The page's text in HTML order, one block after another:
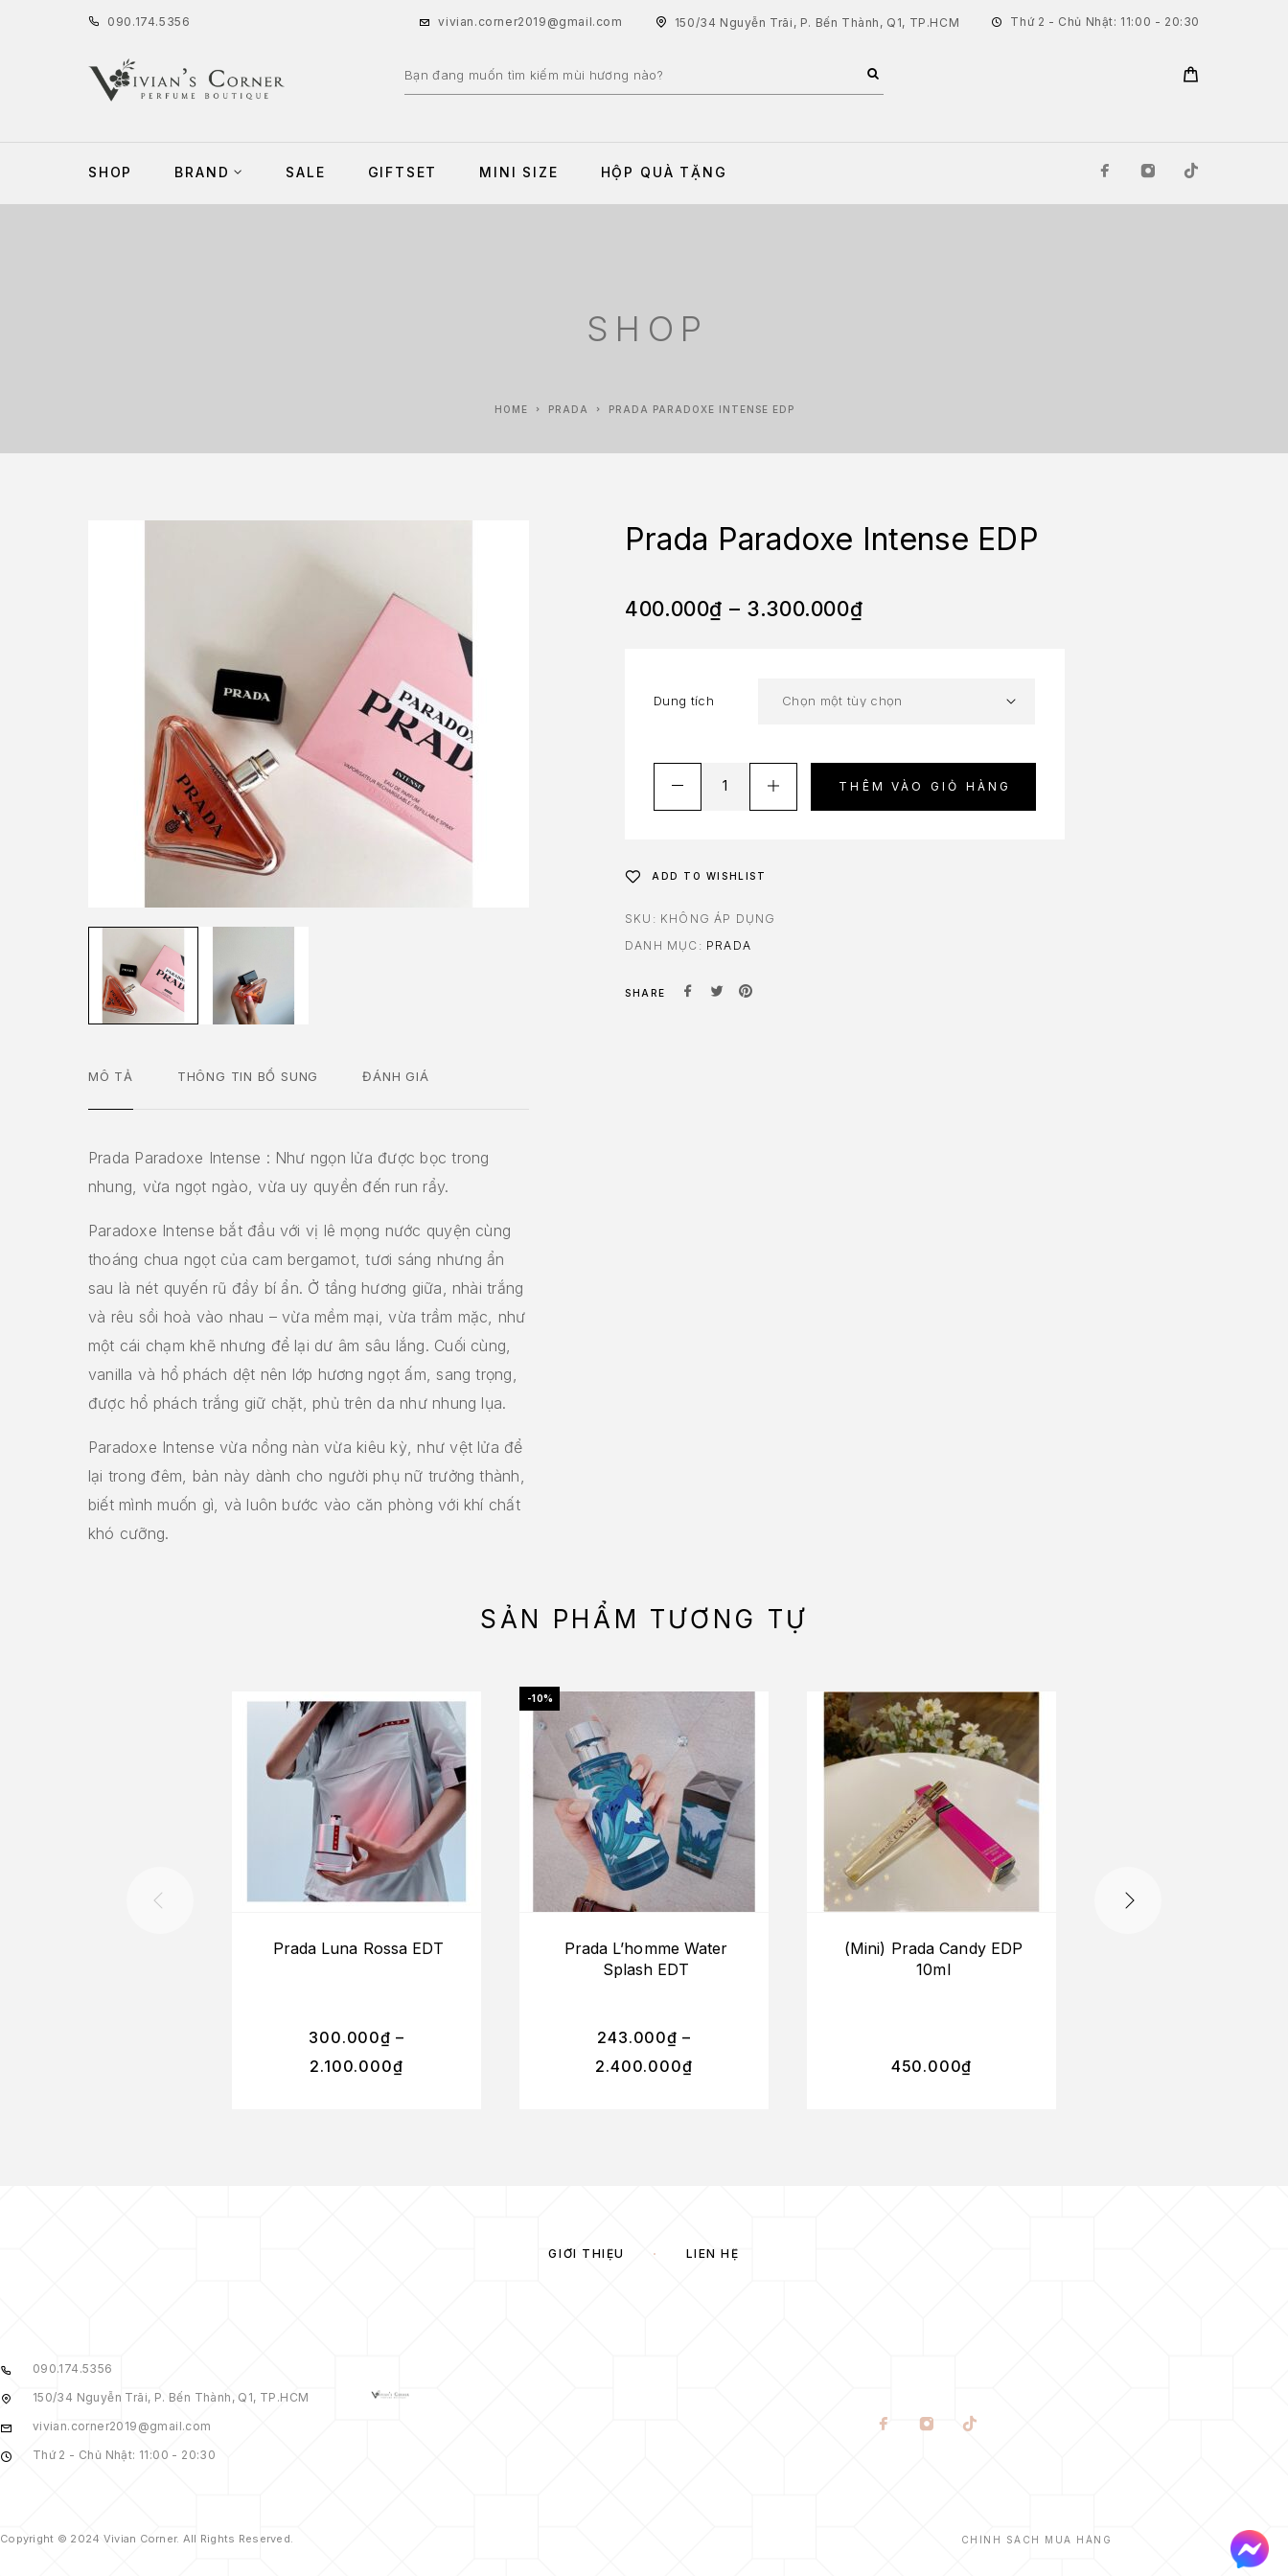
090 .174.5356 vivian.corner2019@gmail.com 150/34 Nguyễn Trãi, P. Bến Thành, Q1, TP.HCM Thứ 2 - Chủ Nhật: 11:00 - 20:30
SHOP BRAND SALE GIFTSET MINI SIZE HỘP QUÀ TẶNG
SHOP
HOME PRADA PRADA PARADOXE INTENSE EDP
MÔ TẢ THÔNG TIN BỔ SUNG ĐÁNH GIÁ
Prada Paradoxe Intense : Như ngọn lửa được bọc trong
nhung, vừa ngọt ngào, vừa uy quyền đến run rẩy.
Paradoxe Intense bắt đầu với vị lê mọng nước quyện cùng
thoáng chua ngọt của cam bergamot, tươi sáng nhưng ẩn
sau là nét quyến rũ đầy bí ẩn. Ở tầng hương giữa, nhài trắng
và rêu sồi hoà vào nhau – vừa mềm mại, vừa trầm mặc, như
một cái chạm khẽ nhưng để lại dư âm sâu lắng. Cuối cùng,
vanilla và hổ phách dệt nên lớp hương ngọt ấm, sang trọng,
được hổ phách trắng giữ chặt, phủ trên da như nhung lụa.
Paradoxe Intense vừa nồng nàn vừa kiêu kỳ, như vệt lửa để
lại trong đêm, bản này dành cho người phụ nữ trưởng thành,
biết mình muốn gì, và luôn bước vào căn phòng với khí chất
khó cưỡng.
Prada Paradoxe Intense EDP
400.000₫ – 3.300.000₫
Dung tích
THÊM VÀO GIỎ HÀNG
ADD TO WISHLIST
SKU: KHÔNG ÁP DỤNG
DANH MỤC: PRADA
SHARE
SẢN PHẨM TƯƠNG TỰ
Prada Luna Rossa EDT
300.000₫ –
2.100.000₫
-10%
Prada L’homme Water
Splash EDT
243.000₫ –
2.400.000₫
(Mini) Prada Candy EDP
10ml
450.000₫
GIỚI THIỆU LIÊN HỆ
090.174.5356
150/34 Nguyễn Trãi, P. Bến Thành, Q1, TP.HCM
vivian.corner2019@gmail.com
Thứ 2 - Chủ Nhật: 11:00 - 20:30
Copyright © 2024 Vivian Corner. All Rights Reserved. CHÍNH SÁCH MUA HÀNG